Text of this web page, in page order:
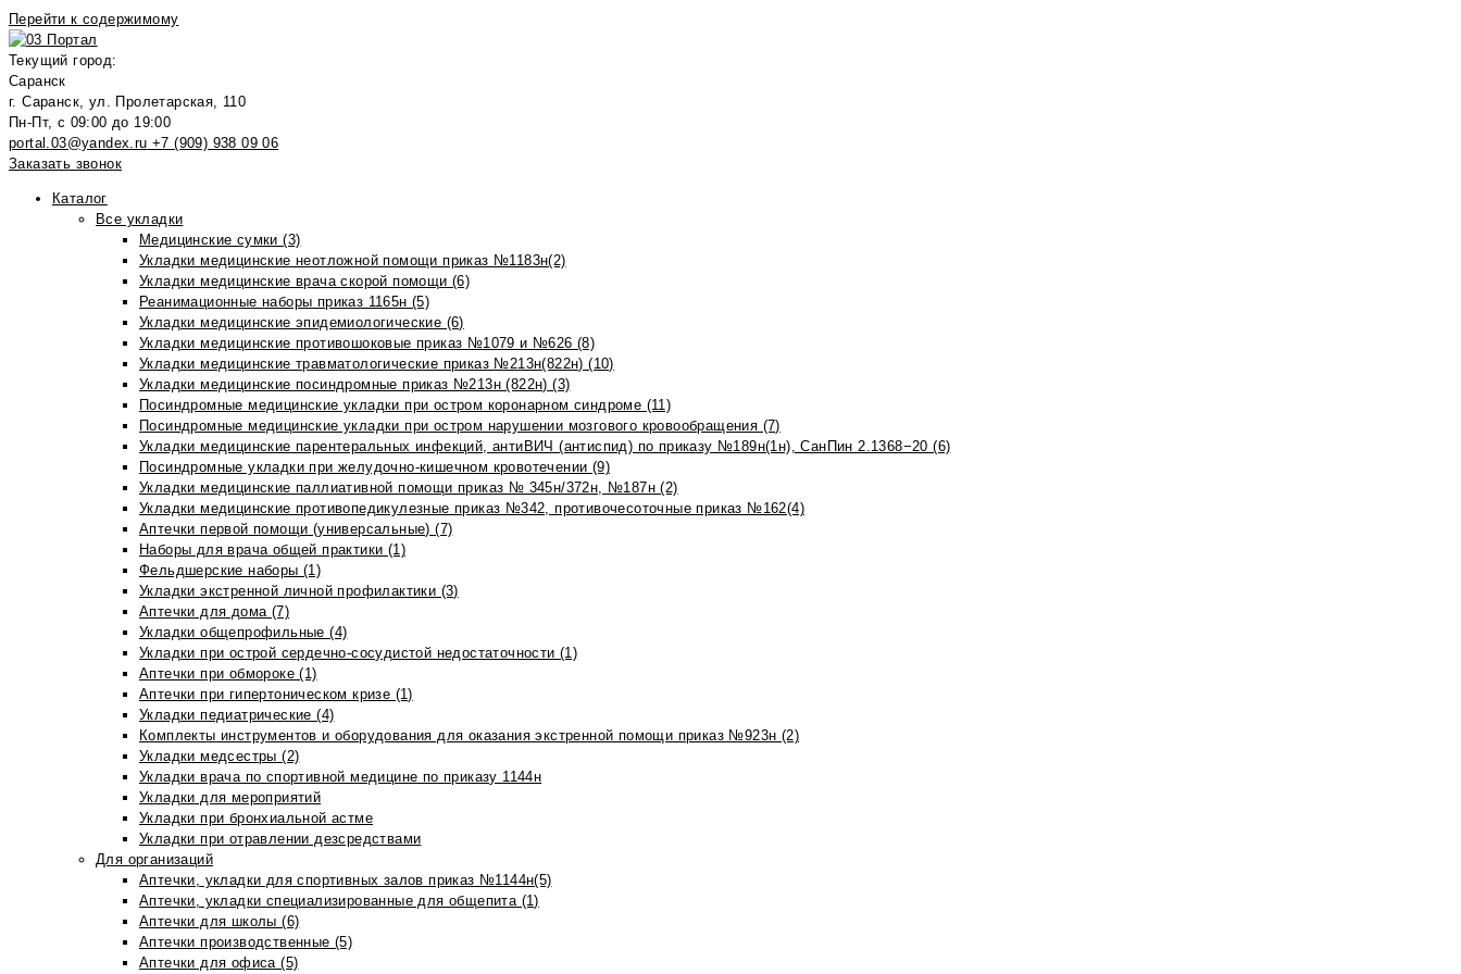
Перейти к содержимому
Текущий город:
Саранск
г. Саранск, ул. Пролетарская, 110
Пн-Пт, с 09:00 до 19:00
portal.03@yandex.ru +7 (909) 938 09 06
Заказать звонок
Каталог
Все укладки
Медицинские сумки (3)
Укладки медицинские неотложной помощи приказ №1183н(2)
Укладки медицинские врача скорой помощи (6)
Реанимационные наборы приказ 1165н (5)
Укладки медицинские эпидемиологические (6)
Укладки медицинские противошоковые приказ №1079 и №626 (8)
Укладки медицинские травматологические приказ №213н(822н) (10)
Укладки медицинские посиндромные приказ №213н (822н) (3)
Посиндромные медицинские укладки при остром коронарном синдроме (11)
Посиндромные медицинские укладки при остром нарушении мозгового кровообращения (7)
Укладки медицинские парентеральных инфекций, антиВИЧ (антиспид) по приказу №189н(1н), СанПин 2.1368−20 (6)
Посиндромные укладки при желудочно-кишечном кровотечении (9)
Укладки медицинские паллиативной помощи приказ № 345н/372н, №187н (2)
Укладки медицинские противопедикулезные приказ №342, противочесоточные приказ №162(4)
Аптечки первой помощи (универсальные) (7)
Наборы для врача общей практики (1)
Фельдшерские наборы (1)
Укладки экстренной личной профилактики (3)
Аптечки для дома (7)
Укладки общепрофильные (4)
Укладки при острой сердечно-сосудистой недостаточности (1)
Аптечки при обмороке (1)
Аптечки при гипертоническом кризе (1)
Укладки педиатрические (4)
Комплекты инструментов и оборудования для оказания экстренной помощи приказ №923н (2)
Укладки медсестры (2)
Укладки врача по спортивной медицине по приказу 1144н
Укладки для мероприятий
Укладки при бронхиальной астме
Укладки при отравлении дезсредствами
Для организаций
Аптечки, укладки для спортивных залов приказ №1144н(5)
Аптечки, укладки специализированные для общепита (1)
Аптечки для школы (6)
Аптечки производственные (5)
Аптечки для офиса (5)